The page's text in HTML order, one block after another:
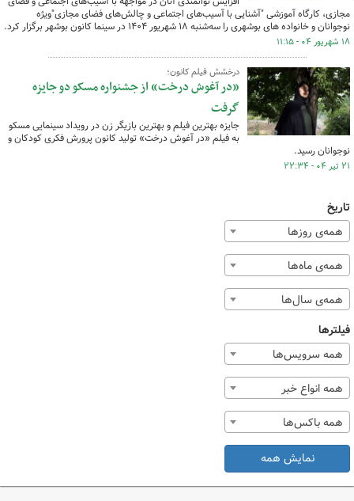
مجازی، کارگاه آموزشی "آشنایی با آسیب‌های اجتماعی و چالش‌های فضای مجازی"ویژه‌
نوجوانان و خانواده های بوشهری را سه‌شنبه ۱۸ شهریور ۱۴۰۴ در سینما کانون بوشهر برگزار کرد.
۱۸ شهریور ۰۴ - ۱۱:۱۵
درخشش فیلم کانون؛
«در آغوش درخت» از جشنواره مسکو دو جایزه
گرفت
جایزه بهترین فیلم و بهترین بازیگر زن در رویداد سینمایی مسکو
به فیلم «در آغوش درخت» تولید کانون پرورش فکری کودکان و
نوجوانان رسید.
۲۱ تیر ۰۴ - ۲۲:۳۴
تاریخ
همه‌ی روزها
همه‌ی ماه‌ها
همه‌ی سال‌ها
فیلترها
همه سرویس‌ها
همه انواع خبر
همه باکس‌ها
نمایش همه